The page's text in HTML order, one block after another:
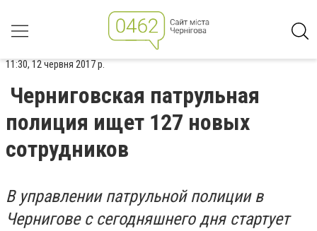
11:30, 12 червня 2017 р.
Черниговская патрульная
полиция ищет 127 новых
сотрудников
В управлении патрульной полиции в
Чернигове с сегодняшнего дня стартует